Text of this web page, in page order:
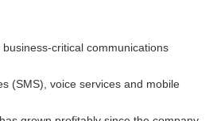
critical communications
(SMS), voice services and mobile